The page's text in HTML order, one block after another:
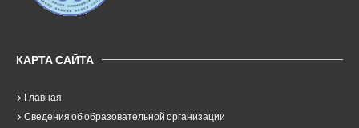
КАРТА САЙТА
Главная
Сведения об образовательной организации